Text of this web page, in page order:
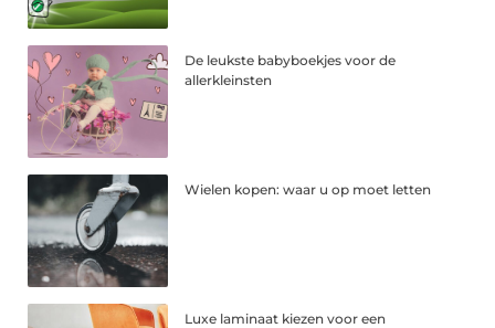
De leukste babyboekjes voor de
allerkleinsten
Wielen kopen: waar u op moet letten
Luxe laminaat kiezen voor een